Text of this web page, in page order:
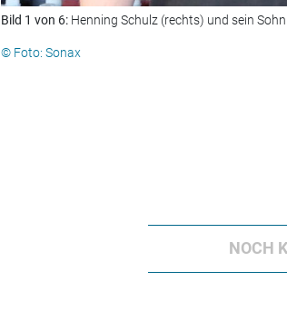
Bild 1 von 6: Henning Schulz (rechts) und sein
© Foto: Sonax
NOCH